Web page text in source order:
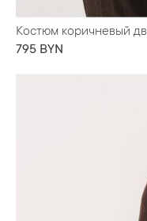
Костюм коричневый
795 BYN